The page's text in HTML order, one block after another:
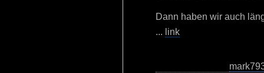
Dann haben wir auch
... link